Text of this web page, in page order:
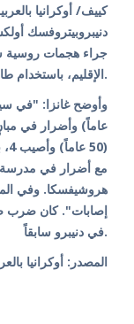
كييف/ أوكرانيا
الإقليم، باستخدام طائرات مسيرة ومدفعية وقنبلة جوية.
عاماً) وأضرار في
مع أضرار في
هروشيفسكا. وفي
إصابات". كان ضرب
في دنيبرو سابقاً.
المصدر: أوكرانيا